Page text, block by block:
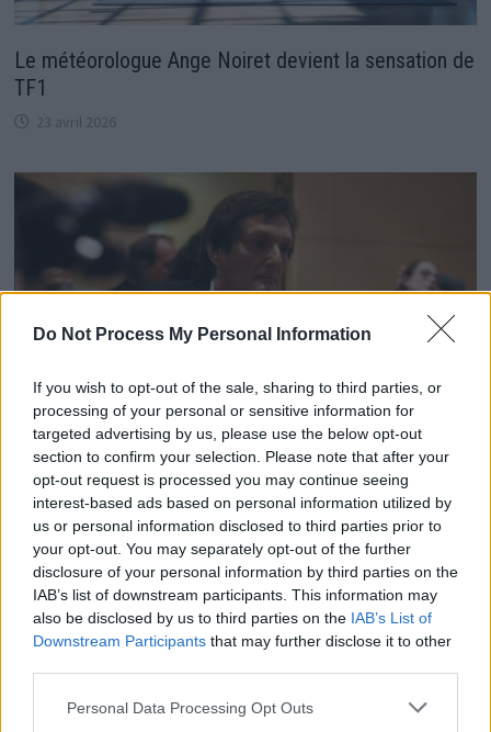
Do Not Process My Personal Information
If you wish to opt-out of the sale, sharing to third parties, or
processing of your personal or sensitive information for
targeted advertising by us, please use the below opt-out
section to confirm your selection. Please note that after your
opt-out request is processed you may continue seeing
interest-based ads based on personal information utilized by
us or personal information disclosed to third parties prior to
your opt-out. You may separately opt-out of the further
disclosure of your personal information by third parties on the
IAB’s list of downstream participants. This information may
also be disclosed by us to third parties on the IAB’s List of
Downstream Participants that may further disclose it to other
Personal Data Processing Opt Outs
Le météorologue Ange Noiret devient la sensation de
TF1
23 avril 2026
Pierre Palmade bien seul depuis sa sortie de prison :
“Tous ses amis lui ont tourné le dos”
28 avril 2025